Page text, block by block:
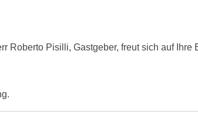
Roberto Pisilli, Gastgeber, freut sich auf